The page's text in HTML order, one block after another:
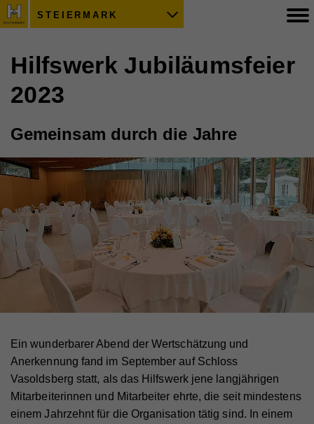
STEIERMARK
Hilfswerk Jubiläumsfeier
2023
Gemeinsam durch die Jahre
Ein wunderbarer Abend der Wertschätzung und
Anerkennung fand im September auf Schloss
Vasoldsberg statt, als das Hilfswerk jene langjährigen
Mitarbeiterinnen und Mitarbeiter ehrte, die seit mindestens
einem Jahrzehnt für die Organisation tätig sind. In einem